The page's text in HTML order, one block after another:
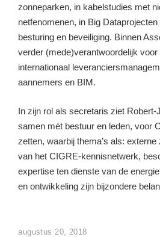
zonneparken, in kabelstudies met
netfenomenen, in Big
besturing en beveiliging. Binnen
verder (mede)verantwoordelijk
internationaal
aannemers en BIM.
In zijn rol als secretaris ziet Robert-
samen mét bestuur en leden, voor
zetten, waarbij thema’s als:
van het CIGRE-kennisnetwerk,
expertise ten dienste van de
en ontwikkeling zijn bijzondere
GEPLAATST
augustus 20, 2018